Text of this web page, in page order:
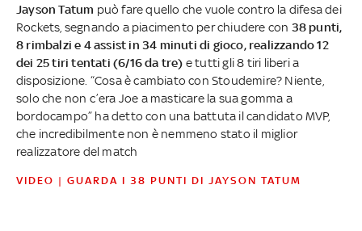
Jayson Tatum può fare quello che vuole contro la difesa dei
Rockets, segnando a piacimento per chiudere con 38 punti,
8 rimbalzi e 4 assist in 34 minuti di gioco, realizzando 12
dei 25 tiri tentati (6/16 da tre) e tutti gli 8 tiri liberi a
disposizione. “Cosa è cambiato con Stoudemire? Niente,
solo che non c’era Joe a masticare la sua gomma a
bordocampo” ha detto con una battuta il candidato MVP,
che incredibilmente non è nemmeno stato il miglior
realizzatore del match
VIDEO | GUARDA I 38 PUNTI DI JAYSON TATUM